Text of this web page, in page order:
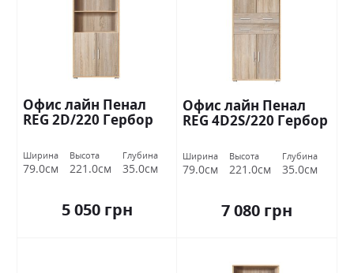
Офис лайн Пенал
REG 2D/220 Гербор
Ширина
79.0см
Высота
221.0см
Глубина
35.0см
5 050 грн
Офис лайн Пенал
REG 4D2S/220 Гербор
Ширина
79.0см
Высота
221.0см
Глубина
35.0см
7 080 грн